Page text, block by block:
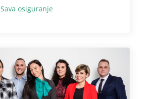
Sava osiguranje